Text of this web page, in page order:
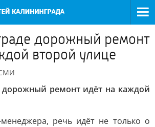
дорожный ремонт
второй улице
дорожный ремонт идёт на каждой
речь идёт не только о